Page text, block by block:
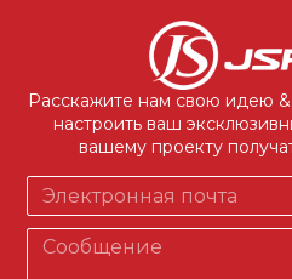
Расскажите нам свою идею
настроить ваш
вашему проекту